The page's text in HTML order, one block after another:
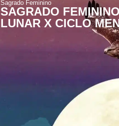
Sagrado Feminino
SAGRADO
LUNAR X CICLO